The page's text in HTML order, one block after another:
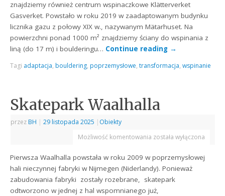
znajdziemy również centrum wspinaczkowe Klätterverket
Gasverket. Powstało w roku 2019 w zaadaptowanym budynku
licznika gazu z połowy XIX w., nazywanym Mätarhuset. Na
powierzchni ponad 1000 m² znajdziemy ściany do wspinania z
liną (do 17 m) i boulderingu… Continue reading →
Tagi adaptacja, bouldering, poprzemysłowe,transformacja,wspinanie
Skatepark Waalhalla
przez BH | 29 listopada 2025 | Obiekty
Możliwość komentowania została wyłączona
Pierwsza Waalhalla powstała w roku 2009 w poprzemysłowej
hali nieczynnej fabryki w Nijmegen (Niderlandy). Ponieważ
zabudowania fabryki zostały rozebrane, skatepark
odtworzono w jednej z hal wspomnianego już,